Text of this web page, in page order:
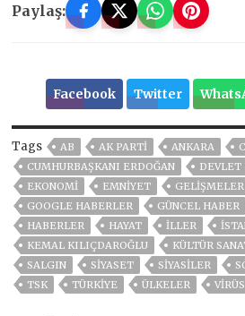
Paylaş:
Facebook Twitter
Tags AB AK PARTİ ANKARA
CUMHURBAŞKANI ERDOĞAN
DEVLET
EKONOMİ
EMNİYET GELIŞMELER
GOOGLE HABERLER
GÜNCEL HABER
HABERLER
HAYAT İLLER
KEMAL KILIÇDAROĞLU
KÜLTÜR
SALGIN
SİYASET SİYASİLER
TSK
TÜRKİYE ÜLKELER VIRÜS